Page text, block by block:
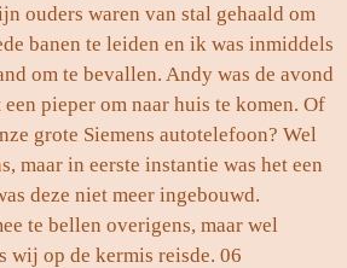
ouders waren van stal gehaald om
banen te leiden en ik was inmiddels
om te bevallen. Andy was de avond
pieper om naar huis te komen. Of
grote Siemens autotelefoon? Wel
maar in eerste instantie was het een
deze niet meer ingebouwd.
te bellen overigens, maar wel
wij op de kermis reisde. 06